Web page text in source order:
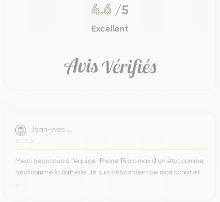
4.6 /5
Excellent
Jean-yves J.
26/07/26
Merci beaucoup à l’équipe, iPhone 15 pro max d’un état comme
neuf comme la batterie. Je suis très content de mon achat et